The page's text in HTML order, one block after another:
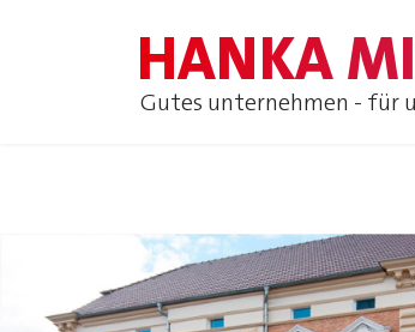
HANKA
Gutes unternehmen - für